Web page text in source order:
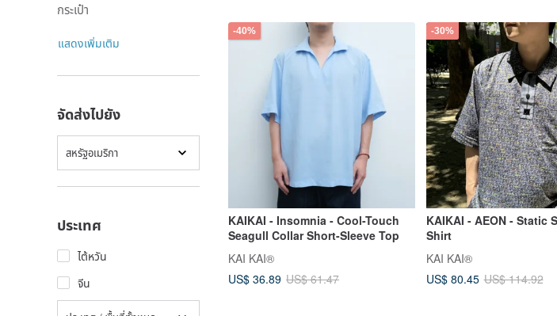
กระเป๋า
แสดงเพิ่มเติม
จัดส่งไปยัง
สหรัฐอเมริกา
ประเทศ
ไต้หวัน
จีน
-40%
KAIKAI - Insomnia - Cool-Touch
Seagull Collar Short-Sleeve Top
KAI KAI®
US$ 36.89 US$ 61.47
-30%
KAIKAI - AEON - Static
Shirt
KAI KAI®
US$ 80.45 US$ 114.92